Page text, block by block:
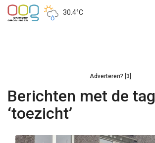
30.4°C
Adverteren? [3]
Berichten met de tag
‘toezicht’